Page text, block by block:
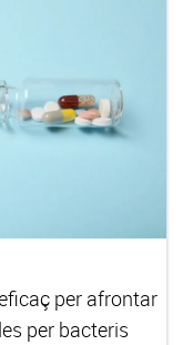
per afrontar
per bacteris